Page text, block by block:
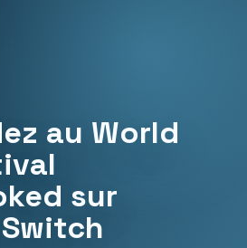
au World
sur